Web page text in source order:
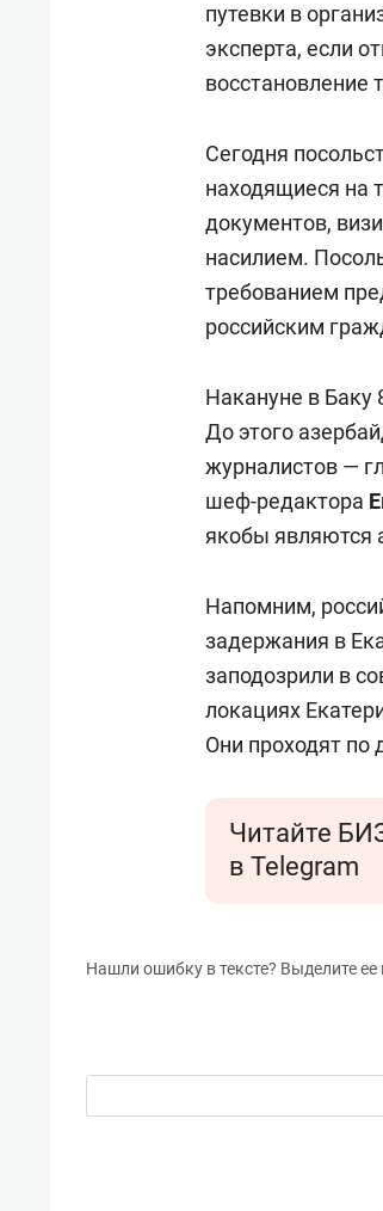
путевки в
эксперта, если
восстановление
Сегодня
находящиеся на
документов,
насилием.
требованием
российским
Накануне в Баку
До этого
журналистов —
шеф-редактора
якобы являются
Напомним,
задержания в
заподозрили в
локациях
Они проходят по
Читайте
в Telegram
Нашли ошибку в тексте? Выделите